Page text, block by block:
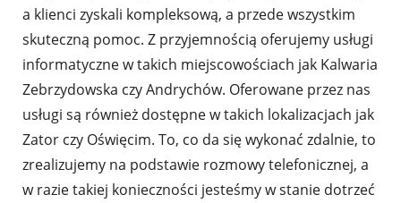
a klienci zyskali kompleksową, a przede wszystkim
skuteczną pomoc. Z przyjemnością oferujemy usługi
informatyczne w takich miejscowościach jak Kalwaria
Zebrzydowska czy Andrychów. Oferowane przez nas
usługi są również dostępne w takich lokalizacjach jak
Zator czy Oświęcim. To, co da się wykonać zdalnie, to
zrealizujemy na podstawie rozmowy telefonicznej, a
w razie takiej konieczności jesteśmy w stanie dotrzeć